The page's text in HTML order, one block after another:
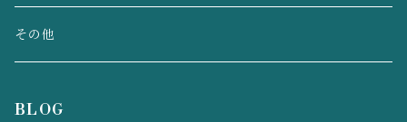
玄関収納・鍵置き
おもちゃ収納・おもちゃかご
アイアンオブジェ
テーブル・ダイニングセット
小物
ラタン
その他
BLOG